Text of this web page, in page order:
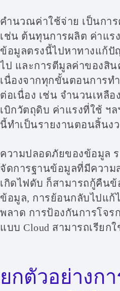
คำนวณค่าใช้จ่าย เป็นก
เช่น ต้นทุนการผลิต ค่าแร
ข้อมูลตรงนี้ไปหาทางแก้
ไป และการตีมูลค่าของสิ
เนื่องจากทุกขั้นตอนการท
ต่อเนื่อง เช่น จำนวนเหลื
เบิกวัตถุดิบ ค่าแรงที่ใช้ ฯ
นี้ทำเป็นรายงานตอนสิ้นงว
ความปลอดภัยของข้อมูล ร
จัดการฐานข้อมูลที่มีความ
เกิดไฟดับ ก็สามารถกู้คืนข้
ข้อมูล, การย้อนกลับไปแก้
พลาด การป้องกันการโจ
แบบ Cloud สามารถเรีย
ยกตัวอย่างก